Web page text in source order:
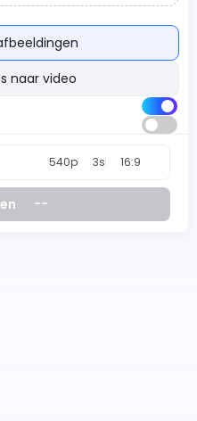
naar video
540p 3s 16:9
--